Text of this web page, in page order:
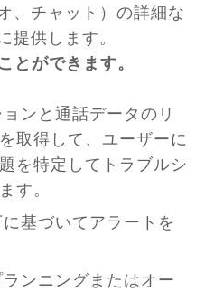
、チャット）の詳細な
提供します。
とができます。
ンと通話データのリ
取得して、ユーザーに
を特定してトラブルシ
す。
基づいてアラートを
ンニングまたはオー